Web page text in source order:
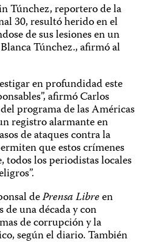
Túnchez, reportero de la
30, resultó herido en el
de sus lesiones en un
Túnchez., afirmó al
en profundidad este
afirmó Carlos
programa de las Américas
registro alarmante en
de ataques contra la
que estos crímenes
todos los periodistas locales
dePrensa Libreen
una década y con
de corrupción y la
según el diario. También